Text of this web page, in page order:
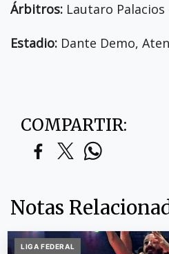
Árbitros: Lautaro Palacios
Estadio: Dante Demo,
COMPARTIR:
Notas
LIGA FEDERAL